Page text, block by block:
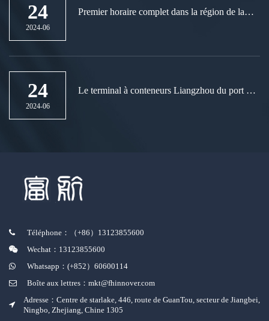
24
2024-06
Premier horaire complet dans la région de la
24
2024-06
Le terminal à conteneurs Liangzhou du port de
Téléphone：（+86）13123855600
Wechat：13123855600
Whatsapp：(+852）60600114
Boîte aux lettres：mkt@fhinnover.com
Adresse：Centre de starlake, 446, route de GuanTou, secteur de Jiangbei,
Ningbo, Zhejiang, Chine 1305